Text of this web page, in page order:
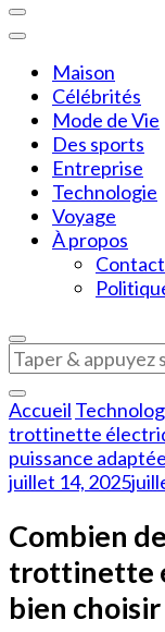
Maison
Célébrités
Mode de Vie
Des sports
Entreprise
Technologie
Voyage
À propos
Vous
recherchiez
quelque
chose
?
Accueil
trottinette
puissance adaptée
juillet 14, 2025
Combien
trottinette
bien